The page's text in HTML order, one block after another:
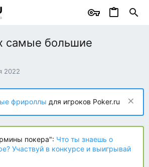
самые большие
2022
фрироллы для игроков Poker.ru
покера": Что ты знаешь о
Участвуй в конкурсе и выигрывай